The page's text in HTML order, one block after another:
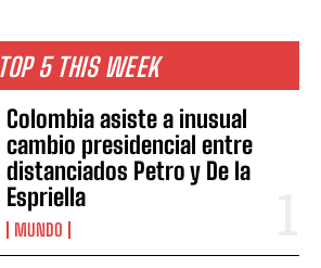
TOP 5 THIS WEEK
Colombia asiste a inusual
cambio presidencial entre
distanciados Petro y De la
Espriella
MUNDO